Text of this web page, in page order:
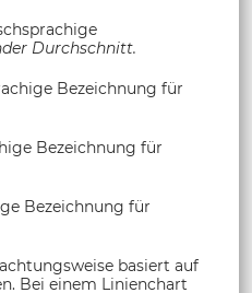
Durchschnitt.
Bezeichnung für
Bezeichnung für
Bezeichnung für
basiert auf
Bei einem Linienchart